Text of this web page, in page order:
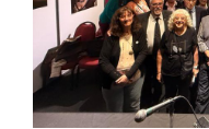
y
Espectáculos
Policiales
Cartelera